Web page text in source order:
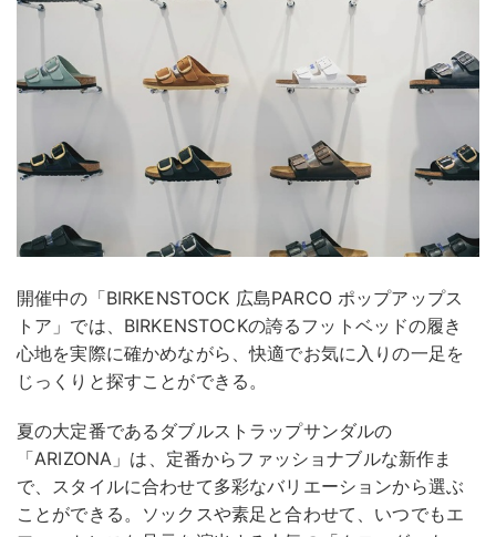
開催中の「BIRKENSTOCK 広島PARCO ポップアップス
トア」では、BIRKENSTOCKの誇るフットベッドの履き
心地を実際に確かめながら、快適でお気に入りの一足を
じっくりと探すことができる。
夏の大定番であるダブルストラップサンダルの
「ARIZONA」は、定番からファッショナブルな新作ま
で、スタイルに合わせて多彩なバリエーションから選ぶ
ことができる。ソックスや素足と合わせて、いつでもエ